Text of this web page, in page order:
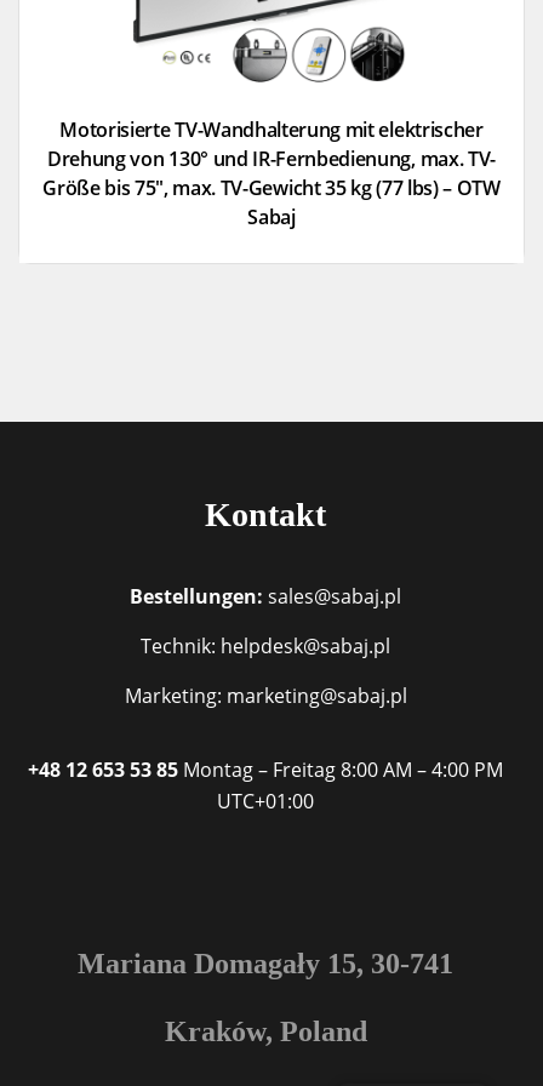
Motorisierte TV-Wandhalterung mit elektrischer
Drehung von 130° und IR-Fernbedienung, max. TV-
Größe bis 75″, max. TV-Gewicht 35 kg (77 lbs) – OTW
Sabaj
Kontakt
Bestellungen: sales@sabaj.pl
Technik: helpdesk@sabaj.pl
Marketing: marketing@sabaj.pl
+48 12 653 53 85 Montag – Freitag8:00 AM – 4:00 PM
UTC+01:00
Mariana Domagały 15, 30-741
Kraków, Poland